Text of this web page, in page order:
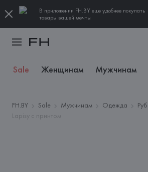
В приложении FH.BY еще удобнее покупать
товары вашей мечты
Sale Женщинам Мужчинам
FH.BY Sale Мужчинам Одежда
Lapisy с принтом